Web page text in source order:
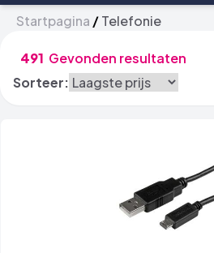
Startpagina /Telefonie
491 Gevonden resultaten
Sorteer: